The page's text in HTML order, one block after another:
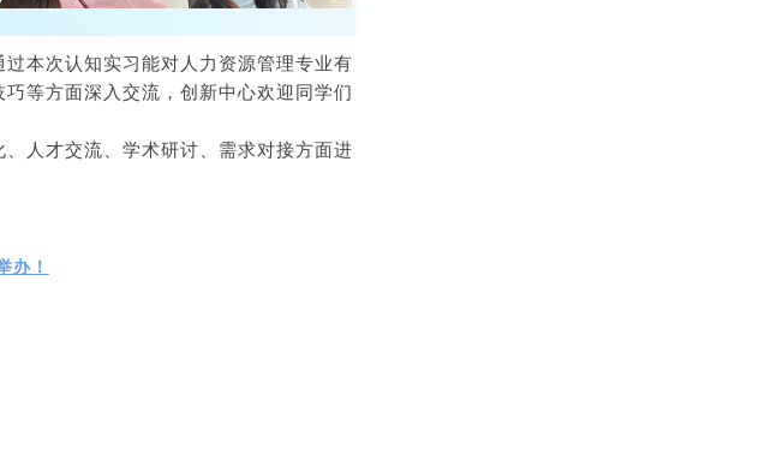
本次认知实习能对人力资源管理专业有
等方面深入交流，创新中心欢迎同学们
人才交流、学术研讨、需求对接方面进
办！